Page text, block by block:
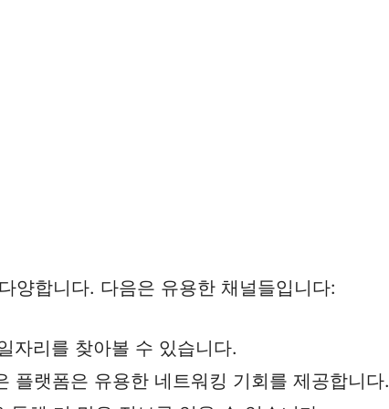
양합니다. 다음은 유용한 채널들입니다:
자리를 찾아볼 수 있습니다.
플랫폼은 유용한 네트워킹 기회를 제공합니다.